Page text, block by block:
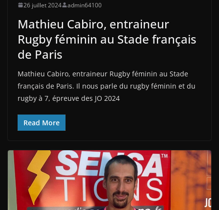
26 juillet 2024 admin64100
Mathieu Cabiro, entraineur
Rugby féminin au Stade français
de Paris
Mathieu Cabiro, entraineur Rugby féminin au Stade
français de Paris. Il nous parle du rugby féminin et du
rugby à 7, épreuve des JO 2024
Read More